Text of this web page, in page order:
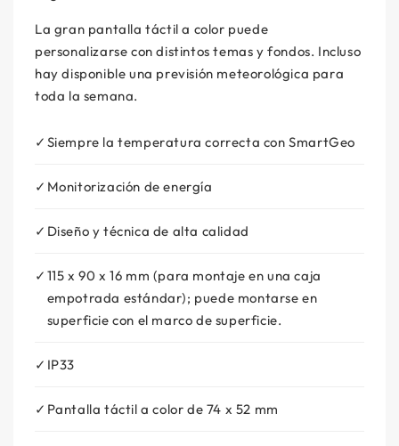
La gran pantalla táctil a color puede
personalizarse con distintos temas y fondos. Incluso
hay disponible una previsión meteorológica para
toda la semana.
Siempre la temperatura correcta con SmartGeo
Monitorización de energía
Diseño y técnica de alta calidad
115 x 90 x 16 mm (para montaje en una caja
empotrada estándar); puede montarse en
superficie con el marco de superficie.
IP33
Pantalla táctil a color de 74 x 52 mm